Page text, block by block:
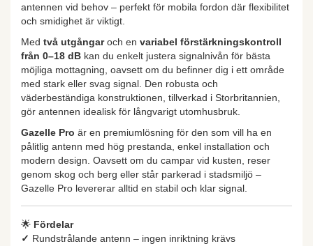
antennen vid behov – perfekt för mobila fordon där flexibilitet
och smidighet är viktigt.
Med två utgångaroch en variabel förstärkningskontroll
från 0–18 dB kan du enkelt justera signalnivån för bästa
möjliga mottagning, oavsett om du befinner dig i ett område
med stark eller svag signal. Den robusta och
väderbeständiga konstruktionen, tillverkad i Storbritannien,
gör antennen idealisk för långvarigt utomhusbruk.
Gazelle Pro är en premiumlösning för den som vill ha en
pålitlig antenn med hög prestanda, enkel installation och
modern design. Oavsett om du campar vid kusten, reser
genom skog och berg eller står parkerad i stadsmiljö –
Gazelle Pro levererar alltid en stabil och klar signal.
🌟 Fördelar
✓ Rundstrålande antenn – ingen inriktning krävs